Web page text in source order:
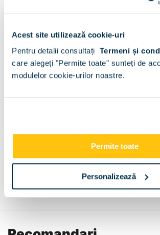
Acest site utilizează cookie-uri
Pentru detalii consultați Termeni și
care alegeți "Permite toate" sunteți de
modulelor cookie-urilor noastre.
Permite toate
Personalizează
CONFIGURATOR
Decor : Oak / Alb lucios
Metode de plata Livrare